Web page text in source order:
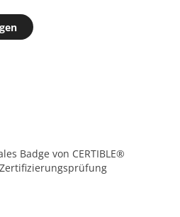
Badge von CERTIBLE®